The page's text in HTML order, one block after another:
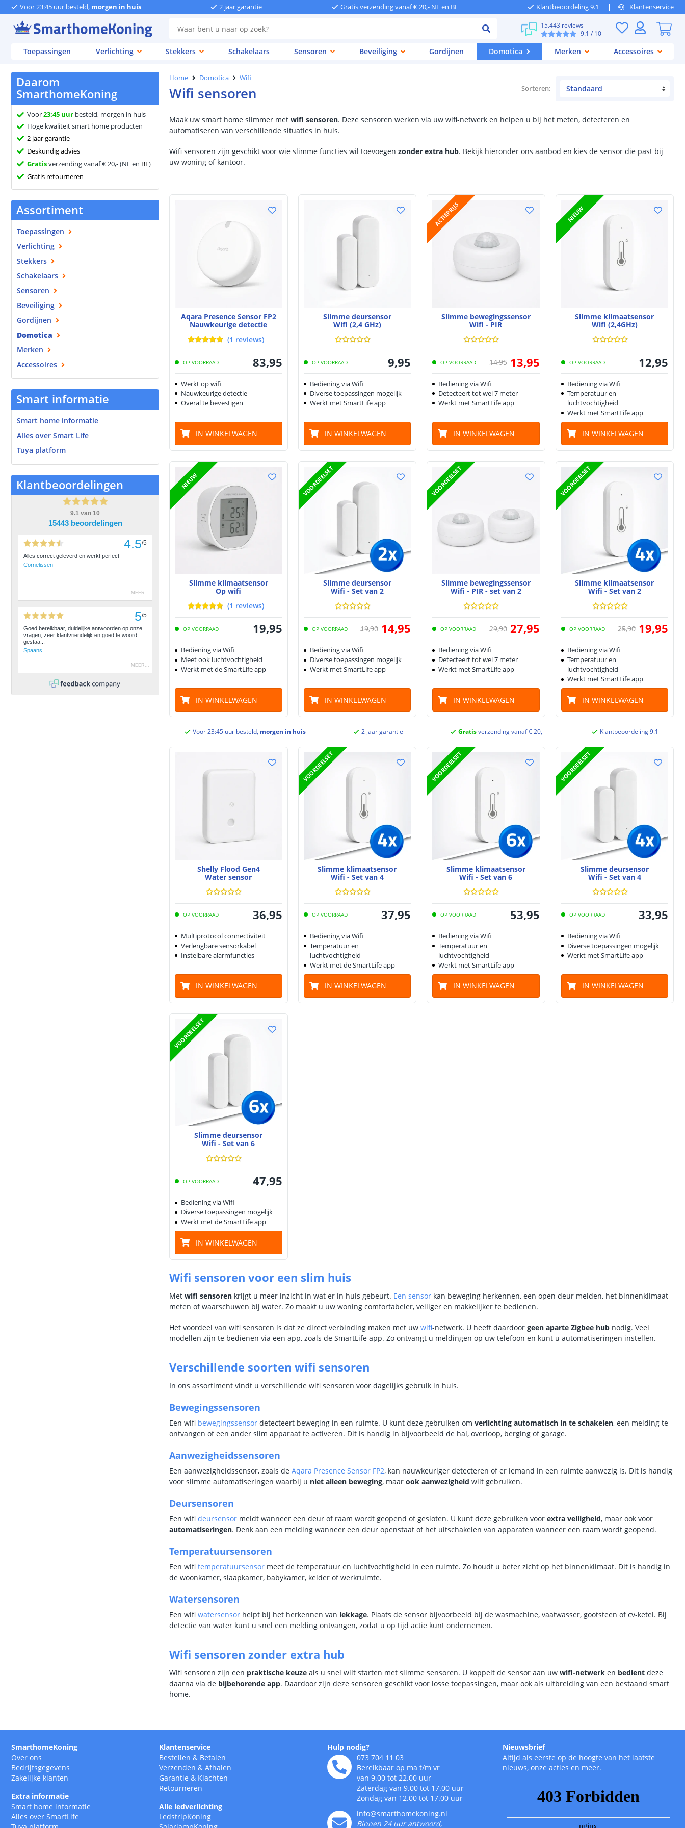
Voor 23:45 uur besteld, morgen in huis 2 jaar garantie Gratis verzending vanaf € 20,- NL en BE Klantbeoordeling 9.1 Klantenservice
15.443 reviews
9.1 / 10
Toepassingen Verlichting Stekkers Schakelaars Sensoren Beveiliging Gordijnen Domotica Merken Accessoires
Daarom
SmarthomeKoning
Voor23:45 uur besteld, morgen in huis
Hoge kwaliteit smart home producten
2 jaar garantie
Deskundig advies
Gratisverzending vanaf € 20,- (NL en BE)
Gratis retourneren
Assortiment
Toepassingen
Verlichting
Stekkers
Schakelaars
Sensoren
Beveiliging
Gordijnen
Domotica
Merken
Accessoires
Smart informatie
Smart home informatie
Alles over Smart Life
Tuya platform
Klantbeoordelingen
9.1 van 10
15443 beoordelingen
4.5/5
Alles correct geleverd en werkt perfect
Cornelissen
MEER ...
5/5
Goed bereikbaar, duidelijke antwoorden op onze
vragen, zeer klantvriendelijk en goed te woord
gestaa...
Spaans
MEER ...
Home Domotica Wifi
Wifi sensoren Sorteren:
Maak uw smart home slimmer met wifi sensoren. Deze sensoren werken via uw wifi-netwerk en helpen u bij het meten, detecteren en
automatiseren van verschillende situaties in huis.
Wifi sensoren zijn geschikt voor wie slimme functies wil toevoegen zonder extra hub. Bekijk hieronder ons aanbod en kies de sensor die past bij
uw woning of kantoor.
Aqara Presence Sensor FP2
Nauwkeurige detectie
(1 reviews)
OP VOORRAAD 83,95
Werkt op wifi
Nauwkeurige detectie
Overal te bevestigen
IN WINKELWAGEN
Slimme deursensor
Wifi (2,4 GHz)
OP VOORRAAD 9,95
Bediening via Wifi
Diverse toepassingen mogelijk
Werkt met SmartLife app
IN WINKELWAGEN
ACTIEPRIJS
Slimme bewegingssensor
Wifi - PIR
OP VOORRAAD 14,95 13,95
Bediening via Wifi
Detecteert tot wel 7 meter
Werkt met SmartLife app
IN WINKELWAGEN
NIEUW
Slimme klimaatsensor
Wifi (2,4GHz)
OP VOORRAAD 12,95
Bediening via Wifi
Temperatuur en
luchtvochtigheid
Werkt met SmartLife app
IN WINKELWAGEN
NIEUW
Slimme klimaatsensor
Op wifi
(1 reviews)
OP VOORRAAD 19,95
Bediening via Wifi
Meet ook luchtvochtigheid
Werkt met de SmartLife app
IN WINKELWAGEN
VOORDEELSET
Slimme deursensor
Wifi - Set van 2
OP VOORRAAD 19,90 14,95
Bediening via Wifi
Diverse toepassingen mogelijk
Werkt met SmartLife app
IN WINKELWAGEN
VOORDEELSET
Slimme bewegingssensor
Wifi - PIR - set van 2
OP VOORRAAD 29,90 27,95
Bediening via Wifi
Detecteert tot wel 7 meter
Werkt met SmartLife app
IN WINKELWAGEN
VOORDEELSET
Slimme klimaatsensor
Wifi - Set van 2
OP VOORRAAD 25,90 19,95
Bediening via Wifi
Temperatuur en
luchtvochtigheid
Werkt met SmartLife app
IN WINKELWAGEN
Voor 23:45 uur besteld, morgen in huis 2 jaar garantie Gratisverzending vanaf € 20,- Klantbeoordeling 9.1
Shelly Flood Gen4
Water sensor
OP VOORRAAD 36,95
Multiprotocol connectiviteit
Verlengbare sensorkabel
Instelbare alarmfuncties
IN WINKELWAGEN
VOORDEELSET
Slimme klimaatsensor
Wifi - Set van 4
OP VOORRAAD 37,95
Bediening via Wifi
Temperatuur en
luchtvochtigheid
Werkt met de SmartLife app
IN WINKELWAGEN
VOORDEELSET
Slimme klimaatsensor
Wifi - Set van 6
OP VOORRAAD 53,95
Bediening via Wifi
Temperatuur en
luchtvochtigheid
Werkt met SmartLife app
IN WINKELWAGEN
VOORDEELSET
Slimme deursensor
Wifi - Set van 4
OP VOORRAAD 33,95
Bediening via Wifi
Diverse toepassingen mogelijk
Werkt met SmartLife app
IN WINKELWAGEN
VOORDEELSET
Slimme deursensor
Wifi - Set van 6
OP VOORRAAD 47,95
Bediening via Wifi
Diverse toepassingen mogelijk
Werkt met de SmartLife app
IN WINKELWAGEN
Wifi sensoren voor een slim huis
Met wifi sensoren krijgt u meer inzicht in wat er in huis gebeurt. Een sensor kan beweging herkennen, een open deur melden, het binnenklimaat
meten of waarschuwen bij water. Zo maakt u uw woning comfortabeler, veiliger en makkelijker te bedienen.
Het voordeel van wifi sensoren is dat ze direct verbinding maken met uw wifi-netwerk. U heeft daardoor geen aparte Zigbee hub nodig. Veel
modellen zijn te bedienen via een app, zoals de SmartLife app. Zo ontvangt u meldingen op uw telefoon en kunt u automatiseringen instellen.
Verschillende soorten wifi sensoren
In ons assortiment vindt u verschillende wifi sensoren voor dagelijks gebruik in huis.
Bewegingssensoren
Een wifi bewegingssensor detecteert beweging in een ruimte. U kunt deze gebruiken om verlichting automatisch in te schakelen, een melding te
ontvangen of een ander slim apparaat te activeren. Dit is handig in bijvoorbeeld de hal, overloop, berging of garage.
Aanwezigheidssensoren
Een aanwezigheidssensor, zoals de Aqara Presence Sensor FP2, kan nauwkeuriger detecteren of er iemand in een ruimte aanwezig is. Dit is handig
voor slimme automatiseringen waarbij u niet alleen beweging, maar ook aanwezigheid wilt gebruiken.
Deursensoren
Een wifi deursensor meldt wanneer een deur of raam wordt geopend of gesloten. U kunt deze gebruiken voor extra veiligheid, maar ook voor
automatiseringen. Denk aan een melding wanneer een deur openstaat of het uitschakelen van apparaten wanneer een raam wordt geopend.
Temperatuursensoren
Een wifi temperatuursensor meet de temperatuur en luchtvochtigheid in een ruimte. Zo houdt u beter zicht op het binnenklimaat. Dit is handig in
de woonkamer, slaapkamer, babykamer, kelder of werkruimte.
Watersensoren
Een wifi watersensor helpt bij het herkennen van lekkage. Plaats de sensor bijvoorbeeld bij de wasmachine, vaatwasser, gootsteen of cv-ketel. Bij
detectie van water kunt u snel een melding ontvangen, zodat u op tijd actie kunt ondernemen.
Wifi sensoren zonder extra hub
Wifi sensoren zijn een praktische keuze als u snel wilt starten met slimme sensoren. U koppelt de sensor aan uw wifi-netwerk en bedient deze
daarna via de bijbehorende app. Daardoor zijn deze sensoren geschikt voor losse toepassingen, maar ook als uitbreiding van een bestaand smart
home.
SmarthomeKoning
Over ons
Bedrijfsgegevens
Zakelijke klanten
Extra informatie
Smart home informatie
Alles over SmartLife
Klantenservice
Bestellen & Betalen
Verzenden & Afhalen
Garantie & Klachten
Retourneren
Alle ledverlichting
LedstripKoning
Hulp nodig?
073 704 11 03
Bereikbaar op ma t/m vr
van 9.00 tot 22.00 uur
Zaterdag van 9.00 tot 17.00 uur
Zondag van 12.00 tot 17.00 uur
info@smarthomekoning.nl
Binnen 24 uur antwoord,
Nieuwsbrief
Altijd als eerste op de hoogte van het laatste
nieuws, onze acties en meer.